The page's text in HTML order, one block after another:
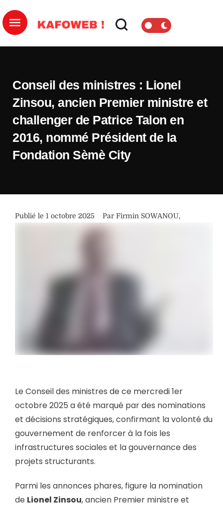
Conseil des ministres : Lionel
Zinsou, ancien Premier ministre et
challenger de Patrice Talon en
2016, nommé Président de la
Fondation Sèmè City
Publié le 1 octobre 2025 Par Firmin SOWANOU,
Le Conseil des ministres de ce mercredi 1er
octobre 2025 a été marqué par des nominations
et décisions stratégiques, confirmant la volonté du
gouvernement de renforcer à la fois les
infrastructures sociales et la gouvernance des
projets structurants.
Parmi les annonces phares, figure la nomination
de Lionel Zinsou, ancien Premier ministre et